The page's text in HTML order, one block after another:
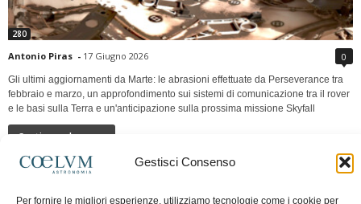
Gestisci Consenso
Per fornire le migliori esperienze, utilizziamo tecnologie come i cookie per
280
Antonio Piras - 17 Giugno 2026 0
Gli ultimi aggiornamenti da Marte: le abrasioni effettuate da Perseverance tra
febbraio e marzo, un approfondimento sui sistemi di comunicazione tra il rover
e le basi sulla Terra e un'anticipazione sulla prossima missione Skyfall
Continua a leggere